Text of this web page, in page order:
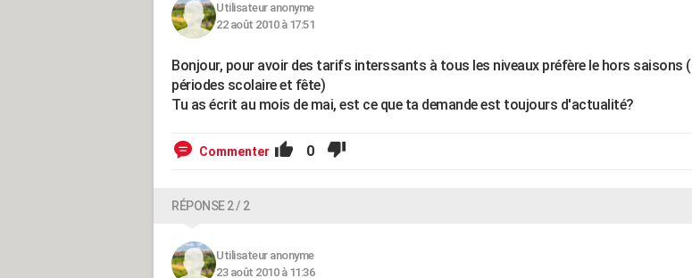
Utilisateur anonyme
22 août 2010 à 17:51
Bonjour, pour avoir des tarifs interssants à tous les niveaux préfère le hors saisons (
périodes scolaire et fête)
Tu as écrit au mois de mai, est ce que ta demande est toujours d'actualité?
Commenter 0
RÉPONSE 2 / 2
Utilisateur anonyme
23 août 2010 à 11:36